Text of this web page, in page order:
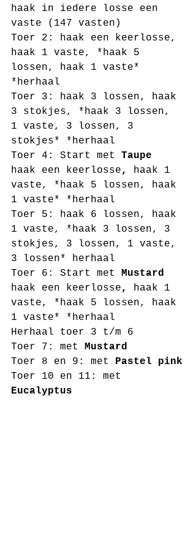
haak in iedere losse een
vaste (147 vasten)
Toer 2: haak een keerlosse,
haak 1 vaste, *haak 5
lossen, haak 1 vaste*
*herhaal
Toer 3: haak 3 lossen, haak
3 stokjes, *haak 3 lossen,
1 vaste, 3 lossen, 3
stokjes* *herhaal
Toer 4: Start met Taupe
haak een keerlosse ,
haak 1
vaste, *haak 5 lossen, haak
1 vaste* *herhaal
Toer 5: haak 6 lossen, haak
1 vaste, *haak 3 lossen, 3
stokjes, 3 lossen, 1 vaste,
3 lossen* herhaal
Toer 6: Start met
Mustard
haak een keerlosse ,
haak 1
vaste, *haak 5 lossen, haak
1 vaste* *herhaal
Herhaal toer 3 t/m 6
Toer 7: met
Mustard
Toer 8 en 9: met
Pastel pink
Toer 10 en 11: met
Eucalyptus